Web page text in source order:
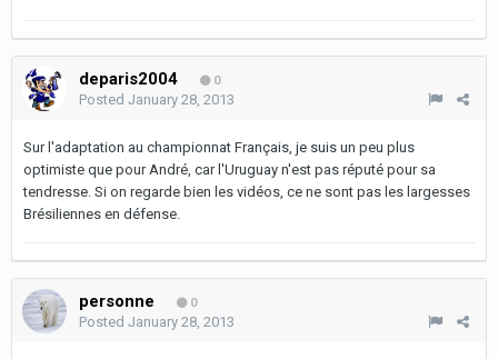
deparis2004 0
Posted January 28, 2013
Sur l'adaptation au championnat Français, je suis un peu plus
optimiste que pour André, car l'Uruguay n'est pas réputé pour sa
tendresse. Si on regarde bien les vidéos, ce ne sont pas les largesses
Brésiliennes en défense.
personne 0
Posted January 28, 2013